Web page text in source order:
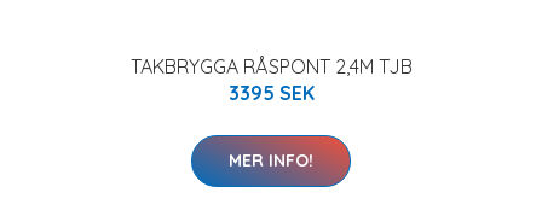
TAKBRYGGA RÅSPONT 2,4M TJB
3395 SEK
MER INFO!